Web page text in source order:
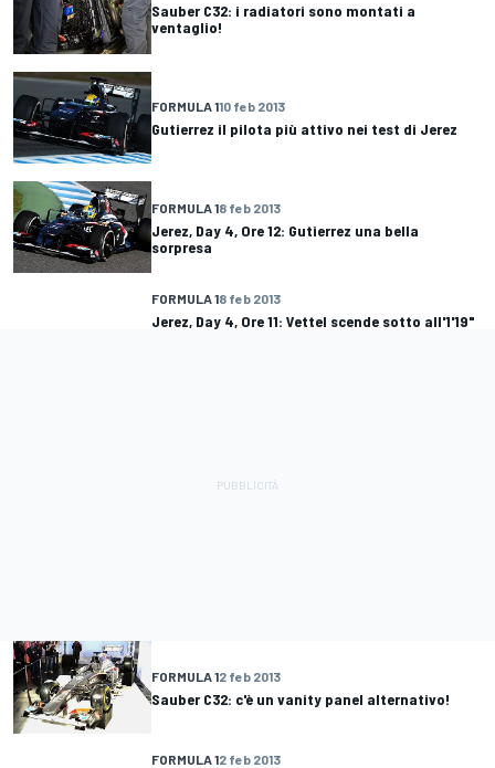
Sauber C32: i radiatori sono montati a
ventaglio!
FORMULA 110 feb 2013
Gutierrez il pilota più attivo nei test di Jerez
FORMULA 18 feb 2013
Jerez, Day 4, Ore 12: Gutierrez una bella
sorpresa
FORMULA 18 feb 2013
Jerez, Day 4, Ore 11: Vettel scende sotto all'1'19"
FORMULA 12 feb 2013
Sauber C32: c'è un vanity panel alternativo!
FORMULA 12 feb 2013